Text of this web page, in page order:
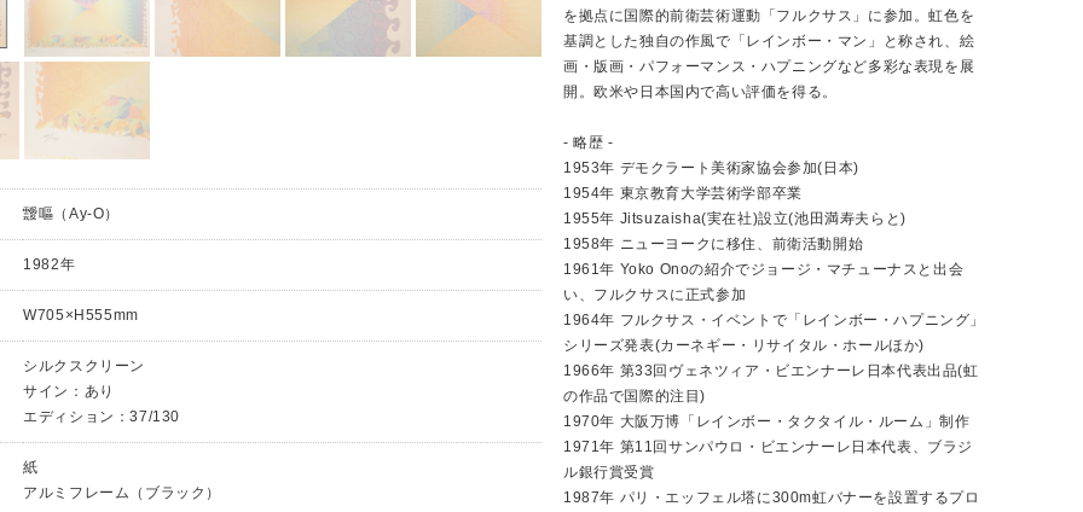
靉嘔（Ay-O）
1982年
W705×H555mm
シルクスクリーン
サイン：あり
エディション：37/130
紙
アルミフレーム（ブラック）
を拠点に国際的前衛芸術運動「フルクサス」に参加。虹色を
基調とした独自の作風で「レインボー・マン」と称され、絵
画・版画・パフォーマンス・ハプニングなど多彩な表現を展
開。欧米や日本国内で高い評価を得る。
- 略歴 -
1953年 デモクラート美術家協会参加(日本)
1954年 東京教育大学芸術学部卒業
1955年 Jitsuzaisha(実在社)設立(池田満寿夫らと)
1958年 ニューヨークに移住、前衛活動開始
1961年 Yoko Onoの紹介でジョージ・マチューナスと出会
い、フルクサスに正式参加
1964年 フルクサス・イベントで「レインボー・ハプニング」
シリーズ発表(カーネギー・リサイタル・ホールほか)
1966年 第33回ヴェネツィア・ビエンナーレ日本代表出品(虹
の作品で国際的注目)
1970年 大阪万博「レインボー・タクタイル・ルーム」制作
1971年 第11回サンパウロ・ビエンナーレ日本代表、ブラジ
ル銀行賞受賞
1987年 パリ・エッフェル塔に300m虹バナーを設置するプロ